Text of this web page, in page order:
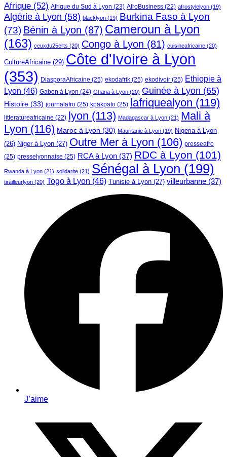
Afrique (52) Afrique du Sud à Lyon (23) AfroBusiness (22) afrostylelyon (19)
Algérie à Lyon (58) blacklyon (19) Burkina Faso à Lyon
(73) Bénin à Lyon (87) Cameroun à Lyon
(163) ceuxdu25erts (20) Congo à Lyon (81) cuisineafricaine (20)
CultureAfricaine (29) Côte d'Ivoire à Lyon
(353) DiasporaAfricaine (25) ekodafrik (25) ekodivoir (25) Ethiopie à
Lyon (46) Gabon à Lyon (24) Ghana à Lyon (20) Guinée à Lyon (65)
Histoire (33) journalafro (25) kpakpato (25) lafriquealyon (119)
litteratureafricaine (22) lyon (113) Madagascar à Lyon (21) Mali à
Lyon (116) Maroc à Lyon (30) Mauritanie à Lyon (19) Nigeria à Lyon
(26) Niger à Lyon (27) Outre Mer à Lyon (106) presseafro
(25) presselyonnaise (25) RCA à Lyon (37) RDC à Lyon (101)
Rwanda à Lyon (21) solidarite (21) Sénégal à Lyon (199)
tirailleurlyon (20) Togo à Lyon (46) Tunisie à Lyon (27) villeurbanne (37)
J’aime